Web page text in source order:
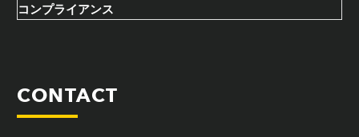
コンプライアンス
CONTACT